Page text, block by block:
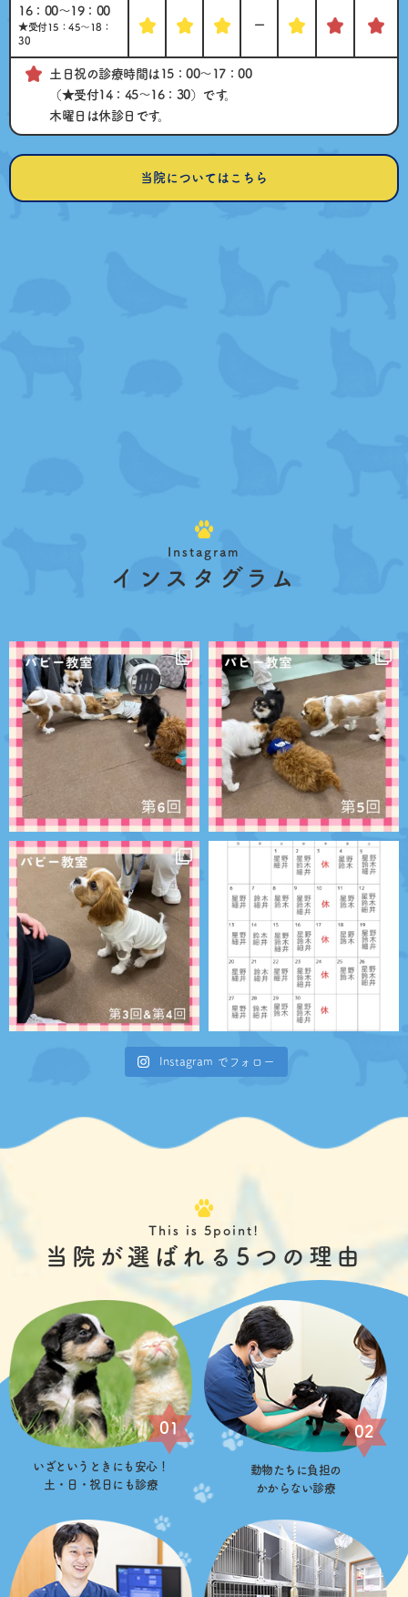
16：00～19：00
★受付15：45～18：
30
ー
土日祝の診療時間は15：00～17：00
（★受付14：45～16：30）です。
木曜日は休診日です。
当院についてはこちら
Instagram
インスタグラム
Instagram でフォロー
This is 5point!
当院が選ばれる5つの理由
01
いざというときにも安心！
土・日・祝日にも診療
02
動物たちに負担の
かからない診療